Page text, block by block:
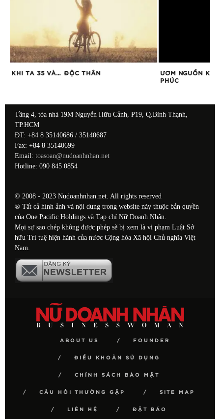
KHI TA 35 VÀ… ĐỘC THÂN
ƯƠM NGUỒN
PHÚC
Tầng 4, tòa nhà 19M Nguyễn Hữu Cảnh, P19, Q.Bình Thạnh,
TP.HCM
ĐT: +84 8 35140686 / 35140687
Fax: +84 8 35140699
Email: toasoan@nudoanhnhan.net
Hotline: 090 845 0854
© 2008 - 2023 Nudoanhnhan.net. All rights reserved
® Tất cả hình ảnh và nội dung trong website này thuộc bản quyền
của One Pacific Holdings và Tạp chí Nữ Doanh Nhân.
Mọi sự sao chép không được phép sẽ bị xem là vi phạm Luật Sở
hữu Trí tuệ hiện hành của nước Cộng hòa Xã hội Chủ nghĩa Việt
Nam.
ABOUT US FOUNDER
ĐIỀU KHOẢN SỬ DỤNG
CHÍNH SÁCH BẢO MẬT
CÂU HỎI THƯỜNG GẶP SITE MAP
LIÊN HỆ ĐẶT BÁO